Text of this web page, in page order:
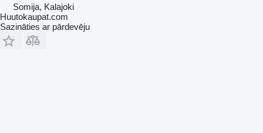
Somija, Kalajoki
Huutokaupat.com
Sazināties ar pārdevēju